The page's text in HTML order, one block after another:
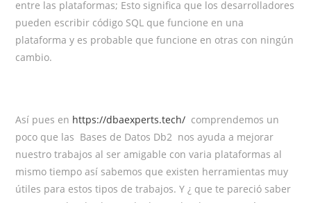
entre las plataformas; Esto significa que los desarrolladores
pueden escribir código SQL que funcione en una
plataforma y es probable que funcione en otras con ningún
cambio.
Así pues en https://dbaexperts.tech/ comprendemos un
poco que las Bases de Datos Db2 nos ayuda a mejorar
nuestro trabajos al ser amigable con varia plataformas al
mismo tiempo así sabemos que existen herramientas muy
útiles para estos tipos de trabajos. Y ¿ que te pareció saber